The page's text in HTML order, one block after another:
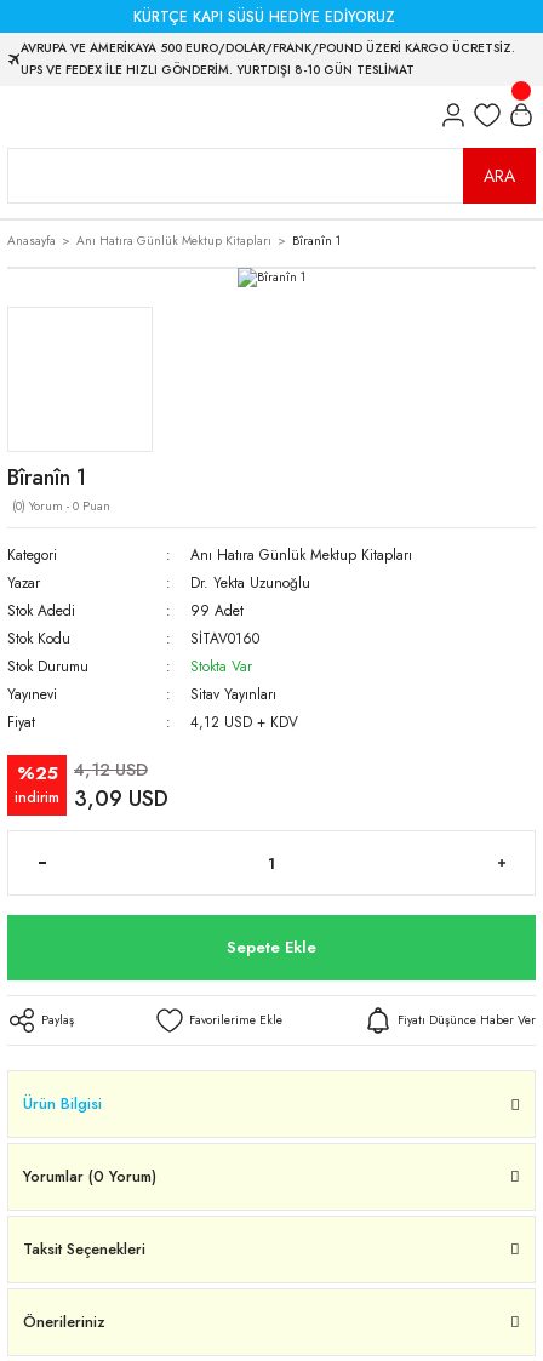
KÜRTÇE KAPI SÜSÜ HEDİYE EDİYORUZ
AVRUPA VE AMERİKAYA 500 EURO/DOLAR/FRANK/POUND ÜZERİ KARGO ÜCRETSİZ.
UPS VE FEDEX İLE HIZLI GÖNDERİM. YURTDIŞI 8-10 GÜN TESLİMAT
ARA
Anasayfa Anı Hatıra Günlük Mektup Kitapları Bîranîn 1
Bîranîn 1
(0) Yorum - 0 Puan
Kategori
Anı Hatıra Günlük Mektup Kitapları
Yazar
Dr. Yekta Uzunoğlu
Stok Adedi
99 Adet
Stok Kodu
SİTAV0160
Stok Durumu
Stokta Var
Yayınevi
Sitav Yayınları
Fiyat
4,12 USD + KDV
%25
indirim
4,12 USD
3,09 USD
Sepete Ekle
Paylaş Fiyatı Düşünce Haber Ver
Ürün Bilgisi
Yorumlar (0 Yorum)
Taksit Seçenekleri
Önerileriniz